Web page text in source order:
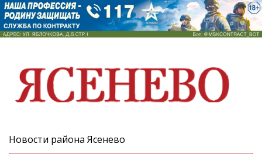
Новости района Ясенево